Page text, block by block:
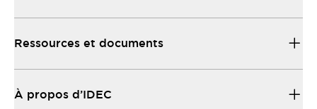
Ressources et documents
À propos d’IDEC